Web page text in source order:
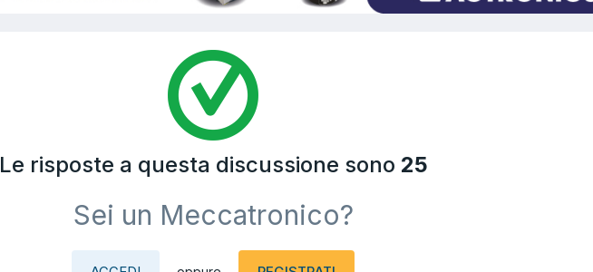
Le risposte a questa discussione sono 25
Sei un Meccatronico?